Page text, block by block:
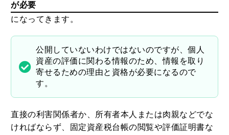
が必要
になってきます。
公開していないわけではないのですが、個人
資産の評価に関わる情報のため、情報を取り
寄せるための理由と資格が必要になるので
す。
直接の利害関係者か、所有者本人または肉親などでな
ければならず、固定資産税台帳の閲覧や評価証明書な